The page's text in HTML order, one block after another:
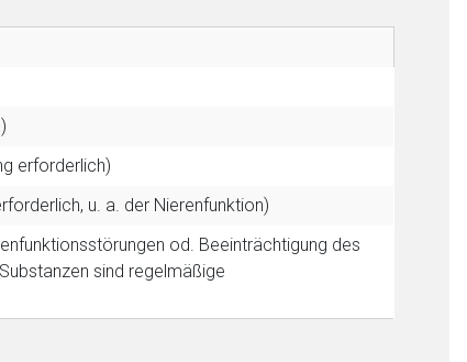
erforderlich)
u. a. der Nierenfunktion)
od. Beeinträchtigung des
sind regelmäßige